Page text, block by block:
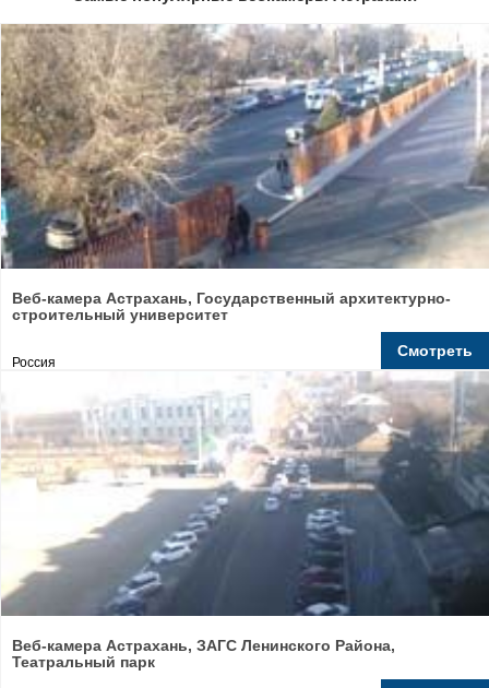
Веб-камера Астрахань, Государственный архитектурно-
строительный университет
Россия
Смотреть
Веб-камера Астрахань, ЗАГС Ленинского Района,
Театральный парк